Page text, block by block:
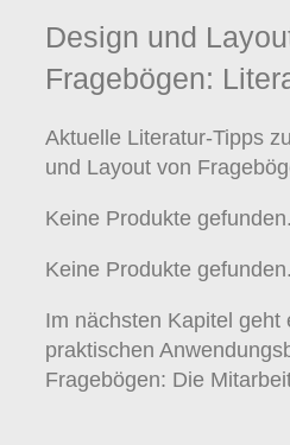
Design und
Fragebögen:
Aktuelle Literatur-Tipps
und Layout von
Keine Produkte gefunden.
Keine Produkte gefunden.
Im nächsten Kapitel geht
praktischen
Fragebögen: Die